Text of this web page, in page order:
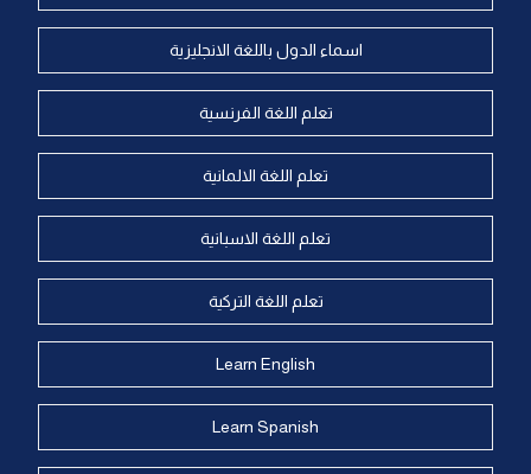
اسماء الدول باللغة الانجليزية
تعلم اللغة الفرنسية
تعلم اللغة الالمانية
تعلم اللغة الاسبانية
تعلم اللغة التركية
Learn English
Learn Spanish